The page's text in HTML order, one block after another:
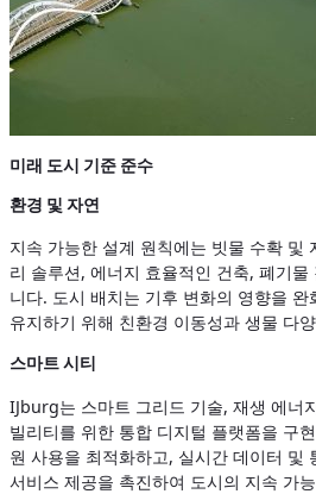
미래 도시 기준 준수
환경 및 자연
지속 가능한 설계 원칙에는 빗물 수확 및
리 솔루션, 에너지 효율적인 건축, 폐기
니다. 도시 배치는 기후 변화의 영향을
유지하기 위해 친환경 이동성과 생물 다
스마트 시티
IJburg는 스마트 그리드 기술, 재생 에너
빌리티를 위한 통합 디지털 플랫폼을 구
원 사용을 최적화하고, 실시간 데이터 및
서비스 제공을 촉진하여 도시의 지속 가